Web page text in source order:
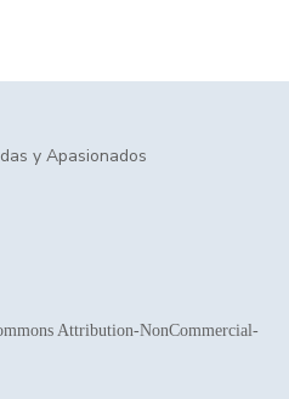
y Apasionados
Attribution-NonCommercial-